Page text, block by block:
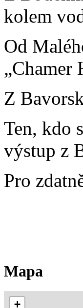
kolem
Od
„Chamer
Z
Ten, kdo
výstup z
Pro
Mapa